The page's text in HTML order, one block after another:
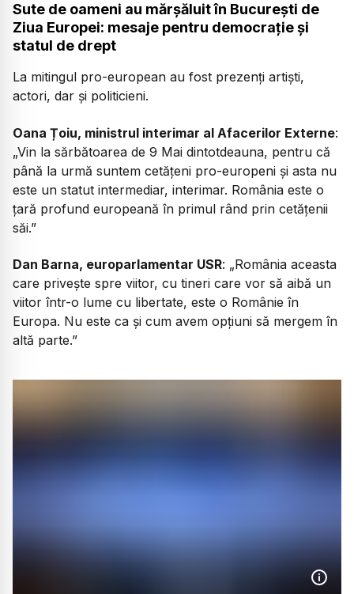
Sute de oameni au mărșăluit în București de
Ziua Europei: mesaje pentru democrație și
statul de drept
La mitingul pro-european au fost prezenți artiști,
actori, dar și politicieni.
Oana Țoiu, ministrul interimar al Afacerilor Externe:
„Vin la sărbătoarea de 9 Mai dintotdeauna, pentru că
până la urmă suntem cetățeni pro-europeni și asta nu
este un statut intermediar, interimar. România este o
țară profund europeană în primul rând prin cetățenii
săi.”
Dan Barna, europarlamentar USR: „România aceasta
care privește spre viitor, cu tineri care vor să aibă un
viitor într-o lume cu libertate, este o Românie în
Europa. Nu este ca și cum avem opțiuni să mergem în
altă parte.”